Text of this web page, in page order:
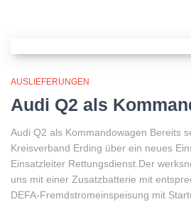
AUSLIEFERUNGEN
Audi Q2 als
Audi Q2 als Kommandowagen Bereits
Kreisverband Erding über ein neues
Einsatzleiter Rettungsdienst.Der
uns mit einer Zusatzbatterie mit
DEFA-Fremdstromeinspeisung mit